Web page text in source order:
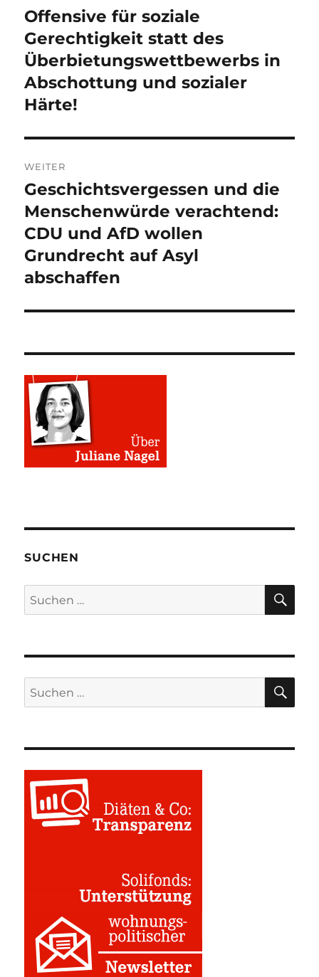
Vorheriger
Beitrag:
Offensive für soziale
Gerechtigkeit statt des
Überbietungswettbewerbs in
Abschottung und sozialer
Härte!
WEITER
Nächster
Beitrag:
Geschichtsvergessen und die
Menschenwürde verachtend:
CDU und AfD wollen
Grundrecht auf Asyl
abschaffen
SUCHEN
Suchen
nach:
Suchen
nach: